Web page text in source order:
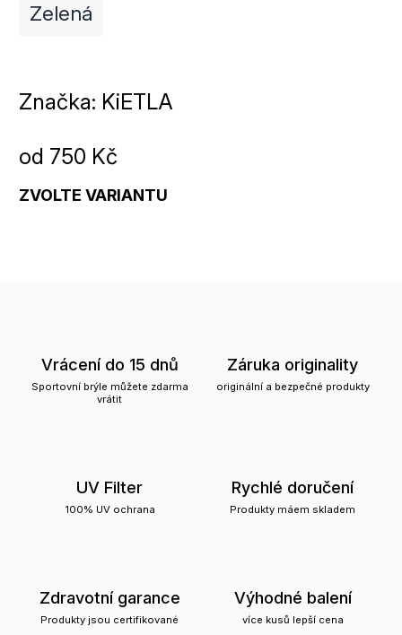
Zelená
Značka: KiETLA
od 750 Kč
ZVOLTE VARIANTU
Vrácení do 15 dnů
Sportovní brýle můžete zdarma
vrátit
Záruka originality
originální a bezpečné produkty
UV Filter
100% UV ochrana
Rychlé doručení
Produkty máem skladem
Zdravotní garance
Produkty jsou certifikované
Výhodné balení
více kusů lepší cena